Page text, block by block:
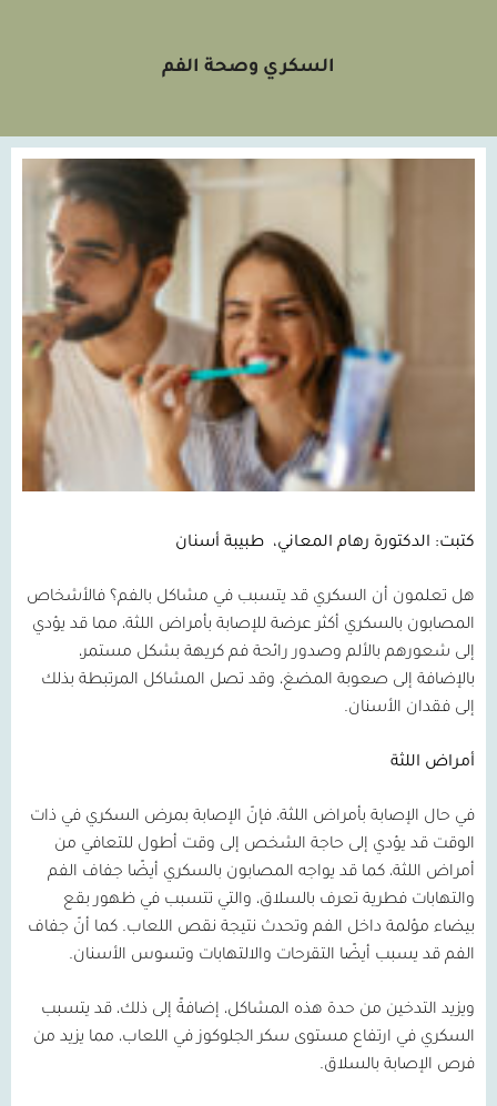
السكري وصحة الفم
كتبت: الدكتورة رهام المعاني، طبيبة أسنان
هل تعلمون أن السكري قد يتسبب في مشاكل بالفم؟ فالأشخاص
المصابون بالسكري أكثر عرضة للإصابة بأمراض اللثة، مما قد يؤدي
إلى شعورهم بالألم وصدور رائحة فم كريهة بشكل مستمر،
بالإضافة إلى صعوبة المضغ، وقد تصل المشاكل المرتبطة بذلك
إلى فقدان الأسنان.
أمراض اللثة
في حال الإصابة بأمراض اللثة، فإنّ الإصابة بمرض السكري في ذات
الوقت قد يؤدي إلى حاجة الشخص إلى وقت أطول للتعافي من
أمراض اللثة، كما قد يواجه المصابون بالسكري أيضًا جفاف الفم
والتهابات فطرية تعرف بالسلاق، والتي تتسبب في ظهور بقع
بيضاء مؤلمة داخل الفم وتحدث نتيجة نقص اللعاب. كما أنّ جفاف
الفم قد يسبب أيضًا التقرحات والالتهابات وتسوس الأسنان.
ويزيد التدخين من حدة هذه المشاكل، إضافةً إلى ذلك، قد يتسبب
السكري في ارتفاع مستوى سكر الجلوكوز في اللعاب، مما يزيد من
فرص الإصابة بالسلاق.